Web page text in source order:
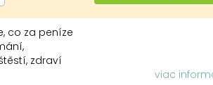
co za peníze
zdraví
viac